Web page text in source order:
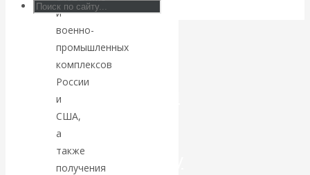
Искусственный
интеллект —
революционный
переход к
посткапитализму
и
военно-
промышленных
комплексов
России
и
США,
а
также
получения